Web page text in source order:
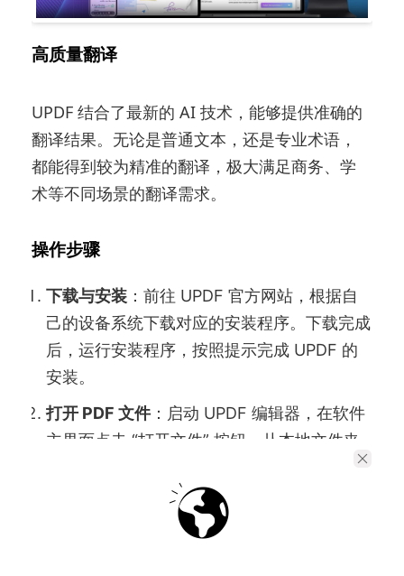
高质量翻译
UPDF 结合了最新的 AI 技术，能够提供准确的
翻译结果。无论是普通文本，还是专业术语，
都能得到较为精准的翻译，极大满足商务、学
术等不同场景的翻译需求。
操作步骤
下载与安装 ：前往 UPDF 官方网站，根据自
己的设备系统下载对应的安装程序。下载完成
后，运行安装程序，按照提示完成 UPDF 的
安装。
打开 PDF 文件：启动 UPDF 编辑器，在软件
主界面点击 “打开文件” 按钮，从本地文件夹
：点击软件界面上方的 “工具”
选项卡，在展开的功能列表中，找到 “翻译”